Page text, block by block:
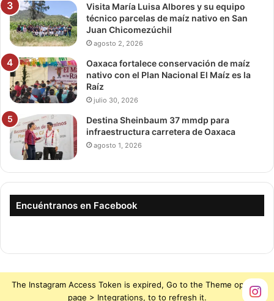
Visita María Luisa Albores y su equipo
técnico parcelas de maíz nativo en San
Juan Chicomezúchil
agosto 2, 2026
Oaxaca fortalece conservación de maíz
nativo con el Plan Nacional El Maíz es la
Raíz
julio 30, 2026
Destina Sheinbaum 37 mmdp para
infraestructura carretera de Oaxaca
agosto 1, 2026
Encuéntranos en Facebook
The Instagram Access Token is expired, Go to the Theme options
page > Integrations, to to refresh it.